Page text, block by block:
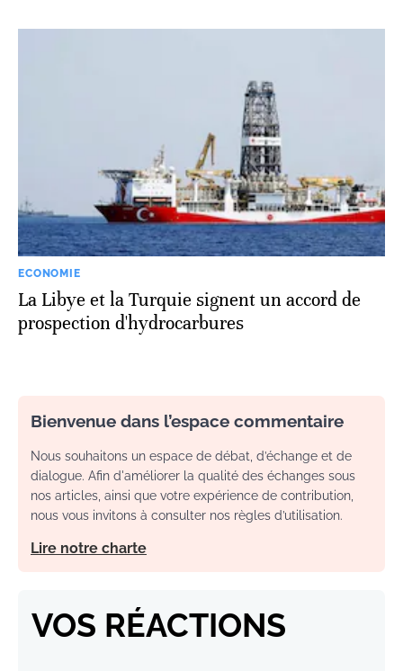
ECONOMIE
La Libye et la Turquie signent un accord de
prospection d'hydrocarbures
Bienvenue dans l’espace commentaire
Nous souhaitons un espace de débat, d’échange et de
dialogue. Afin d'améliorer la qualité des échanges sous
nos articles, ainsi que votre expérience de contribution,
nous vous invitons à consulter nos règles d’utilisation.
Lire notre charte
VOS RÉACTIONS